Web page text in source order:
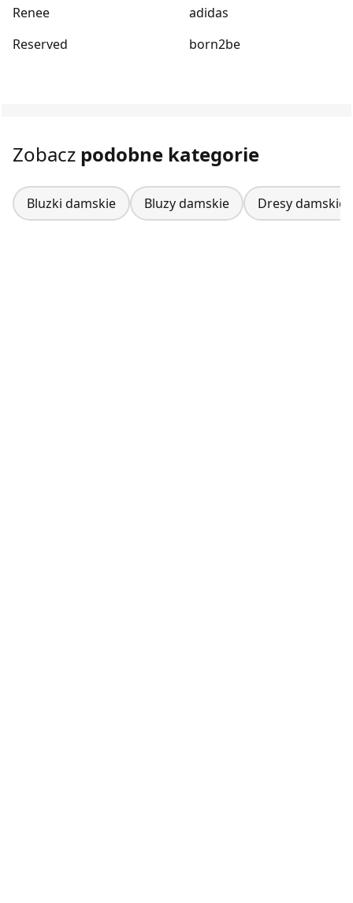
Renee
Reserved
adidas
born2be
Zobacz podobne kategorie
Bluzki damskie Bluzy damskie Dresy damskie